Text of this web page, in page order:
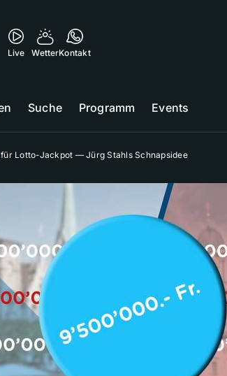
Live WetterKontakt
Suche Programm Events
Lotto-Jackpot — Jürg Stahls Schnapsidee